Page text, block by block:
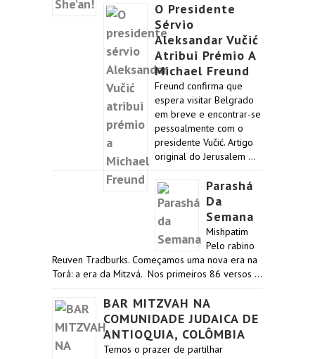
O Presidente
Sérvio
Aleksandar Vučić
Atribui Prémio A
Michael Freund
Freund confirma que
espera visitar Belgrado
em breve e encontrar-se
pessoalmente com o
presidente Vučić. Artigo
original do Jerusalem …
Parashá
Da
Semana
Mishpatim
Pelo rabino
Reuven Tradburks. Começamos uma nova era na
Torá: a era da Mitzvá. Nos primeiros 86 versos …
BAR MITZVAH NA
COMUNIDADE JUDAICA DE
ANTIOQUIA, COLÔMBIA
Temos o prazer de partilhar